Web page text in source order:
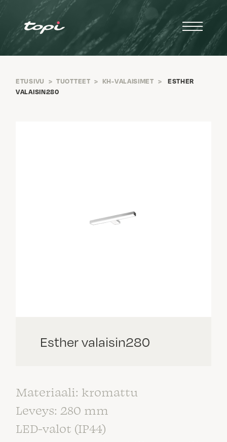
ETUSIVU > TUOTTEET > KH-VALAISIMET >
ESTHER
VALAISIN280
Esther valaisin280
Materiaali: kromattu
Leveys: 280 mm
LED-valot (IP44)